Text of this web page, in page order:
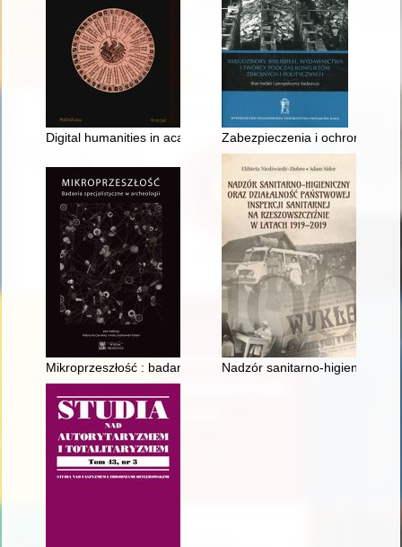
Digital humanities in academic library : creating narratives
Zabezpieczenia i ochrona
Mikroprzeszłość : badania specjalistyczne w archeologii
Nadzór sanitarno-higieniczny